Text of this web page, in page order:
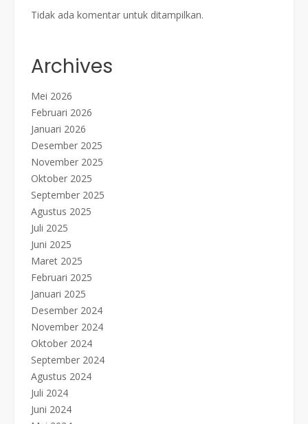
Tidak ada komentar untuk ditampilkan.
Archives
Mei 2026
Februari 2026
Januari 2026
Desember 2025
November 2025
Oktober 2025
September 2025
Agustus 2025
Juli 2025
Juni 2025
Maret 2025
Februari 2025
Januari 2025
Desember 2024
November 2024
Oktober 2024
September 2024
Agustus 2024
Juli 2024
Juni 2024